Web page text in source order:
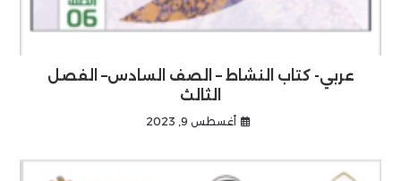
عربي- كتاب النشاط – الصف السادس– الفصل
الثالث
أغسطس 9, 2023